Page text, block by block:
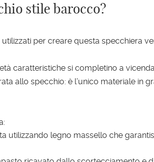
stile barocco?
per creare questa specchiera
caratteristiche si completino a
allo specchio: è l’unico materiale in
utilizzando legno massello che